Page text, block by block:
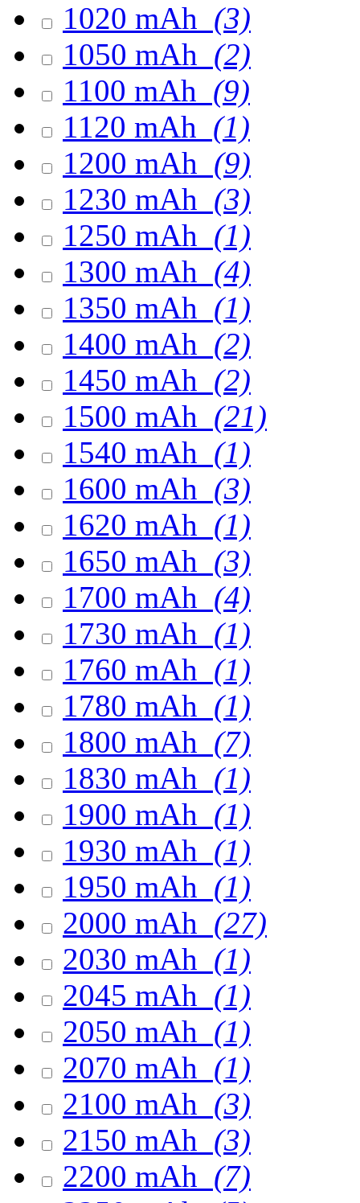
1020 mAh (3)
1050 mAh (2)
1100 mAh (9)
1120 mAh (1)
1200 mAh (9)
1230 mAh (3)
1250 mAh (1)
1300 mAh (4)
1350 mAh (1)
1400 mAh (2)
1450 mAh (2)
1500 mAh (21)
1540 mAh (1)
1600 mAh (3)
1620 mAh (1)
1650 mAh (3)
1700 mAh (4)
1730 mAh (1)
1760 mAh (1)
1780 mAh (1)
1800 mAh (7)
1830 mAh (1)
1900 mAh (1)
1930 mAh (1)
1950 mAh (1)
2000 mAh (27)
2030 mAh (1)
2045 mAh (1)
2050 mAh (1)
2070 mAh (1)
2100 mAh (3)
2150 mAh (3)
2200 mAh (7)